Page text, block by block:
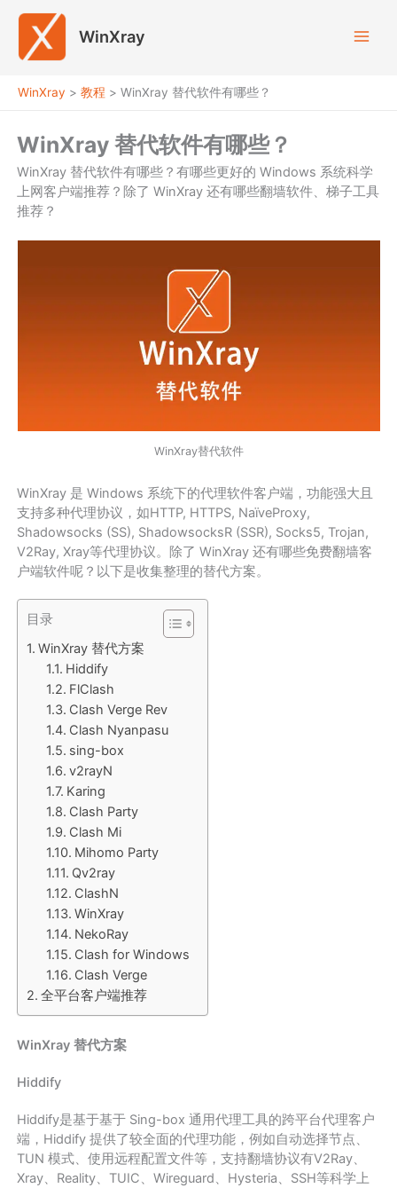
WinXray
WinXray > 教程 > WinXray 替代软件有哪些？
WinXray 替代软件有哪些？
WinXray 替代软件有哪些？有哪些更好的 Windows 系统科学
上网客户端推荐？除了 WinXray 还有哪些翻墙软件、梯子工具
推荐？
WinXray替代软件
WinXray 是 Windows 系统下的代理软件客户端，功能强大且
支持多种代理协议，如HTTP, HTTPS, NaïveProxy,
Shadowsocks (SS), ShadowsocksR (SSR), Socks5, Trojan,
V2Ray, Xray等代理协议。除了 WinXray 还有哪些免费翻墙客
户端软件呢？以下是收集整理的替代方案。
目录
WinXray 替代方案
Hiddify
FlClash
Clash Verge Rev
Clash Nyanpasu
sing-box
v2rayN
Karing
Clash Party
Clash Mi
Mihomo Party
Qv2ray
ClashN
WinXray
NekoRay
Clash for Windows
Clash Verge
全平台客户端推荐
WinXray 替代方案
Hiddify
Hiddify是基于基于 Sing-box 通用代理工具的跨平台代理客户
端，Hiddify 提供了较全面的代理功能，例如自动选择节点、
TUN 模式、使用远程配置文件等，支持翻墙协议有V2Ray、
Xray、Reality、TUIC、Wireguard、Hysteria、SSH等科学上